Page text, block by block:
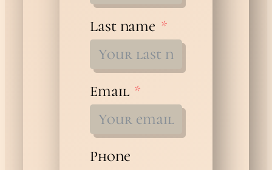
Last name
Email
Phone